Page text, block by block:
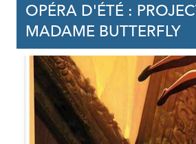
OPÉRA D'ÉTÉ :
MADAME BUTTERFLY